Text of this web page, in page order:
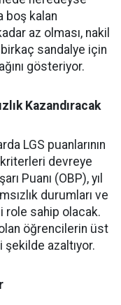
boş kalan
az olması, nakil
sandalye için
gösteriyor.
Kazandıracak
LGS puanlarının
kriterleri devreye
Puanı (OBP), yıl
durumları ve
role sahip olacak.
öğrencilerin üst
azaltıyor.